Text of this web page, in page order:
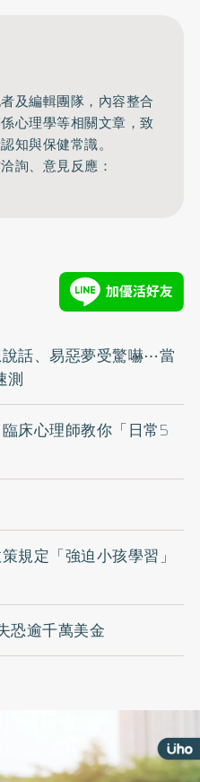
及編輯團隊，內容整合
心理學等相關文章，致
知與保健常識。
詢、意見反應：
話、易惡夢受驚嚇⋯當
測
床心理師教你「日常5
規定「強迫小孩學習」
恐逾千萬美金